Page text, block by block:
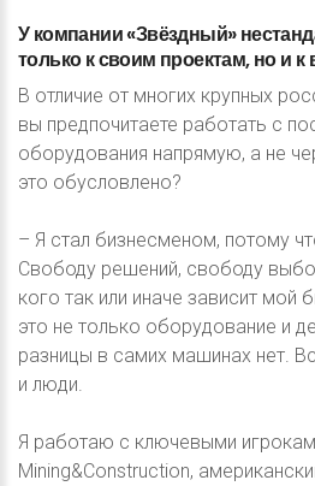
Укомпании«Звёздный»
толькоксвоим проектам,нои к
В отличие от многих крупных
вы предпочитаете работать с
оборудования напрямую, а не
это обусловлено?
– Я стал бизнесменом, потому
Свободу решений, свободу
кого так или иначе зависит мой
это не только оборудование и
разницы в самих машинах нет.
и люди.
Я работаю с ключевыми
Mining&Construction,